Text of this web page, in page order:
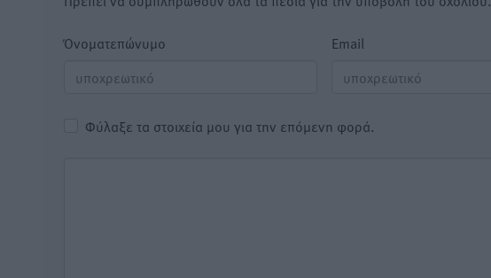
Όνοματεπώνυμο Email
Φύλαξε τα στοιχεία μου για την επόμενη φορά.